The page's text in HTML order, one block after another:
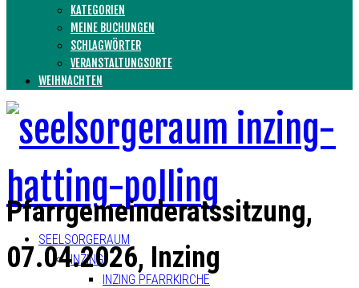
KATEGORIEN
MEINE BUCHUNGEN
SCHLAGWÖRTER
VERANSTALTUNGSORTE
WEIHNACHTEN
SEELSORGERAUM
INZING
INZING PFARRKIRCHE
Pfarrgemeinderatssitzung,
07.04.2026, Inzing